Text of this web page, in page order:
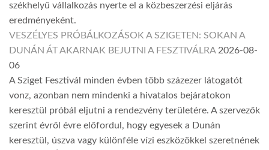
székhelyű vállalkozás nyerte el a közbeszerzési eljárás
eredményeként.
VESZÉLYES PRÓBÁLKOZÁSOK A SZIGETEN: SOKAN A
DUNÁN ÁT AKARNAK BEJUTNI A FESZTIVÁLRA 2026-08-
06
A Sziget Fesztivál minden évben több százezer látogatót
vonz, azonban nem mindenki a hivatalos bejáratokon
keresztül próbál eljutni a rendezvény területére. A szervezők
szerint évről évre előfordul, hogy egyesek a Dunán
keresztül, úszva vagy különféle vízi eszközökkel szeretnének